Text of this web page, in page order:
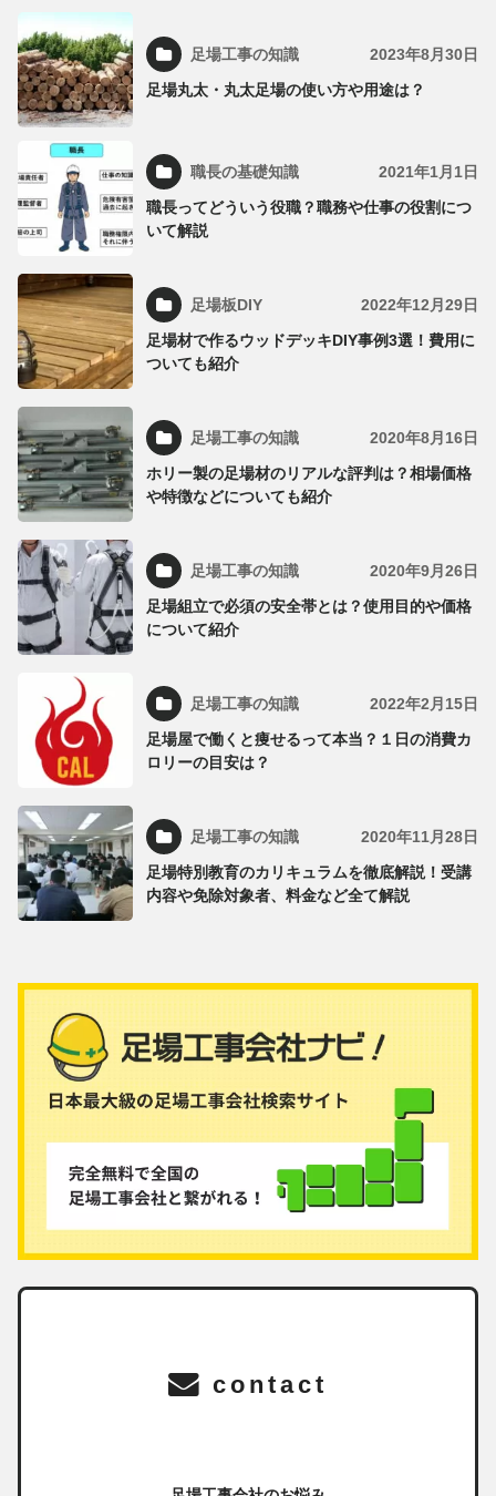
足場工事の知識 2023年8月30日
足場丸太・丸太足場の使い方や用途は？
職長の基礎知識 2021年1月1日
職長ってどういう役職？職務や仕事の役割につ
いて解説
足場板DIY 2022年12月29日
足場材で作るウッドデッキDIY事例3選！費用に
ついても紹介
足場工事の知識 2020年8月16日
ホリー製の足場材のリアルな評判は？相場価格
や特徴などについても紹介
足場工事の知識 2020年9月26日
足場組立で必須の安全帯とは？使用目的や価格
について紹介
足場工事の知識 2022年2月15日
足場屋で働くと痩せるって本当？１日の消費カ
ロリーの目安は？
足場工事の知識 2020年11月28日
足場特別教育のカリキュラムを徹底解説！受講
内容や免除対象者、料金など全て解説
contact